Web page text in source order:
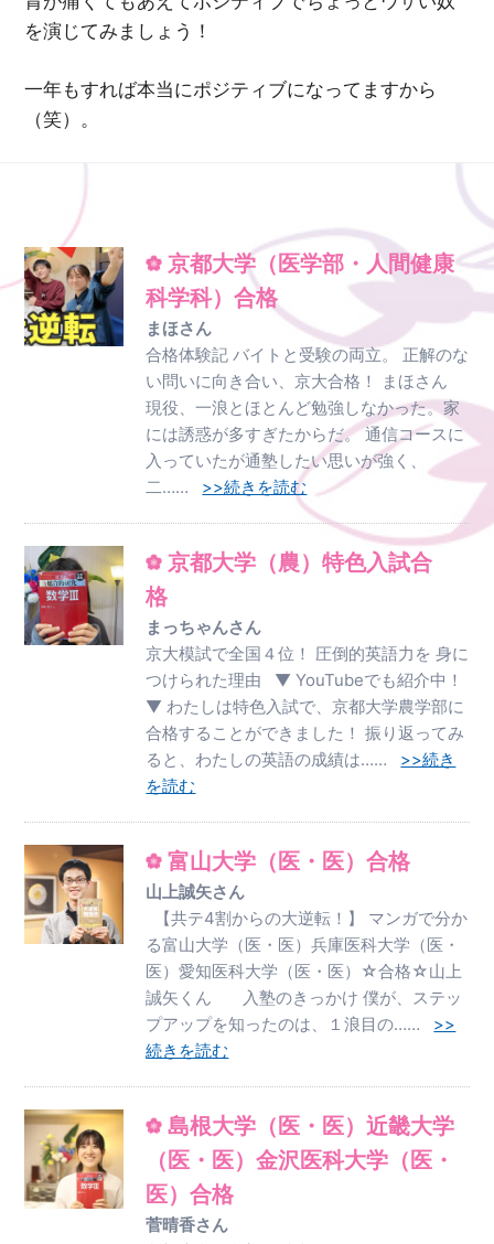
を演じてみましょう！
一年もすれば本当にポジティブになってますから
（笑）。
京都大学（医学部・人間健康
科学科）合格
まほさん
合格体験記 バイトと受験の両立。 正解のな
い問いに向き合い、京大合格！ まほさん
現役、一浪とほとんど勉強しなかった。家
には誘惑が多すぎたからだ。 通信コースに
入っていたが通塾したい思いが強く、
二…… >>続きを読む
京都大学（農）特色入試合
格
まっちゃんさん
京大模試で全国４位！ 圧倒的英語力を 身に
つけられた理由 ▼ YouTubeでも紹介中！
▼ わたしは特色入試で、京都大学農学部に
合格することができました！ 振り返ってみ
ると、わたしの英語の成績は…… >>続き
を読む
富山大学（医・医）合格
山上誠矢さん
【共テ4割からの大逆転！】 マンガで分か
る富山大学（医・医）兵庫医科大学（医・
医）愛知医科大学（医・医）☆合格☆山上
誠矢くん 入塾のきっかけ 僕が、ステッ
プアップを知ったのは、１浪目の…… >>
続きを読む
島根大学（医・医）近畿大学
（医・医）金沢医科大学（医・
医）合格
菅晴香さん